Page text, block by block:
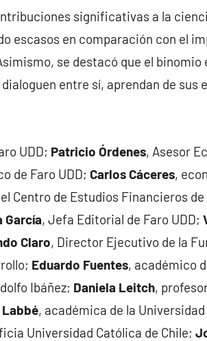
significativas a la
escasos en comparación con el
se destacó que el binomio
entre sí, aprendan de sus
UDD; Patricio Órdenes, Asesor
de Faro UDD; Carlos Cáceres,
Centro de Estudios Financieros de
García, Jefa Editorial de Faro UDD;
Claro, Director Ejecutivo de la
Eduardo Fuentes, académico
Ibáñez; Daniela Leitch,
Labbé, académica de la Universidad
Universidad Católica de Chile;